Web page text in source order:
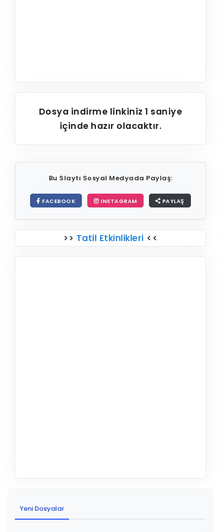
Dosya indirme linkiniz1 saniye
içinde hazır olacaktır.
Bu Slaytı Sosyal Medyada Paylaş:
FACEBOOK INSTAGRAM PAYLAŞ
>> Tatil Etkinlikleri <<
Yeni Dosyalar